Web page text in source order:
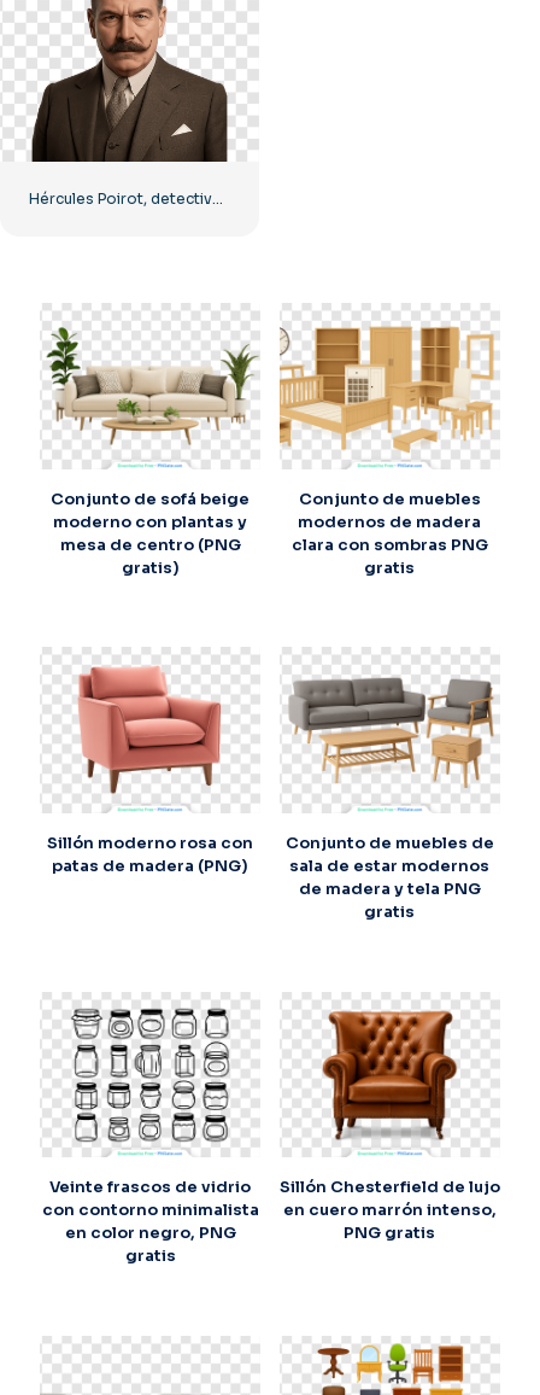
Hércules Poirot, detective estricto, imagen PNG gratuita
Conjunto de sofá beige
moderno con plantas y
mesa de centro (PNG
gratis)
Conjunto de muebles
modernos de madera
clara con sombras PNG
gratis
Sillón moderno rosa con
patas de madera (PNG)
Conjunto de muebles de
sala de estar modernos
de madera y tela PNG
gratis
Veinte frascos de vidrio
con contorno minimalista
en color negro, PNG
gratis
Sillón Chesterfield de lujo
en cuero marrón intenso,
PNG gratis